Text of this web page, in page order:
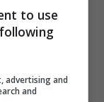
Games
to use
advertising and
and